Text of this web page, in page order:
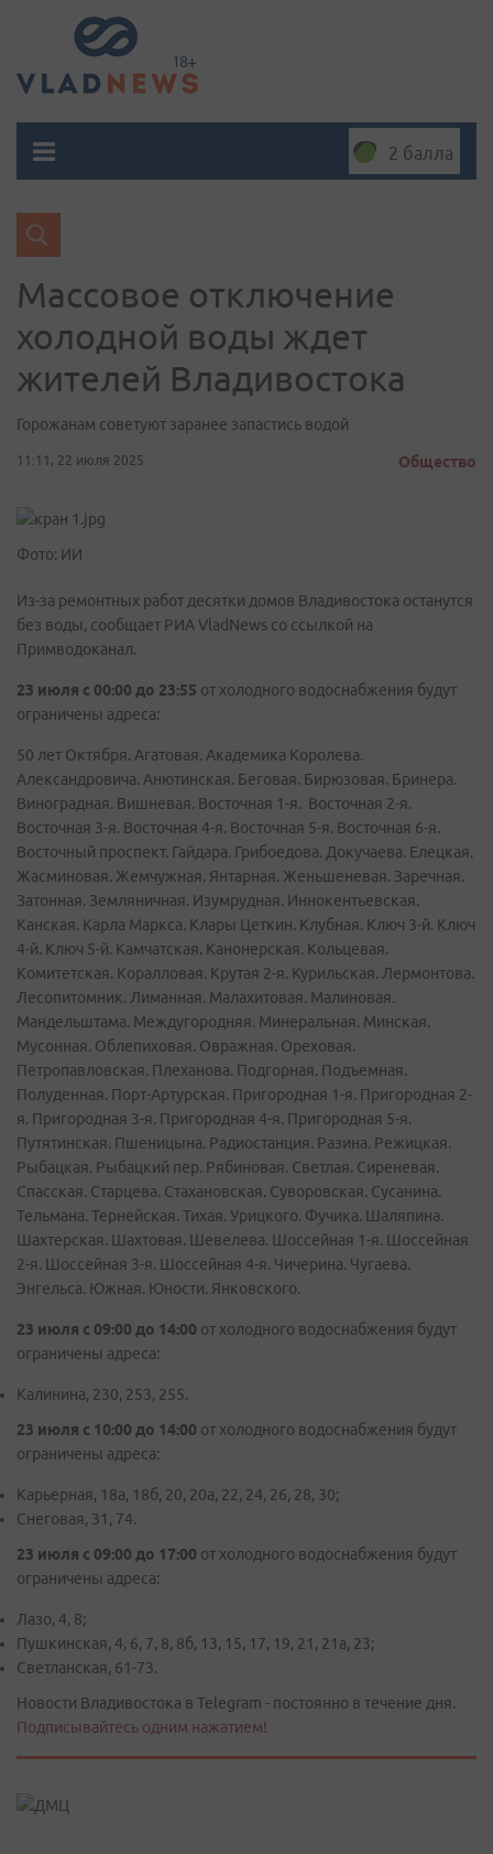
2 балла
Массовое отключение
холодной воды ждет
жителей Владивостока
Горожанам советуют заранее запастись водой
11:11, 22 июля 2025 Общество
Фото: ИИ
Из-за ремонтных работ десятки домов Владивостока останутся
без воды, сообщает РИА VladNews со ссылкой на
Примводоканал.
23 июля с 00:00 до 23:55 от холодного водоснабжения будут
ограничены адреса:
50 лет Октября. Агатовая. Академика Королева.
Александровича. Анютинская. Беговая. Бирюзовая. Бринера.
Виноградная. Вишневая. Восточная 1-я. Восточная 2-я.
Восточная 3-я. Восточная 4-я. Восточная 5-я. Восточная 6-я.
Восточный проспект. Гайдара. Грибоедова. Докучаева. Елецкая.
Жасминовая. Жемчужная. Янтарная. Женьшеневая. Заречная.
Затонная. Земляничная. Изумрудная. Иннокентьевская.
Канская. Карла Маркса. Клары Цеткин. Клубная. Ключ 3-й. Ключ
4-й. Ключ 5-й. Камчатская. Канонерская. Кольцевая.
Комитетская. Коралловая. Крутая 2-я. Курильская. Лермонтова.
Лесопитомник. Лиманная. Малахитовая. Малиновая.
Мандельштама. Междугородняя. Минеральная. Минская.
Мусонная. Облепиховая. Овражная. Ореховая.
Петропавловская. Плеханова. Подгорная. Подъемная.
Полуденная. Порт-Артурская. Пригородная 1-я. Пригородная 2-
я. Пригородная 3-я. Пригородная 4-я. Пригородная 5-я.
Путятинская. Пшеницына. Радиостанция. Разина. Режицкая.
Рыбацкая. Рыбацкий пер. Рябиновая. Светлая. Сиреневая.
Спасская. Старцева. Стахановская. Суворовская. Сусанина.
Тельмана. Тернейская. Тихая. Урицкого. Фучика. Шаляпина.
Шахтерская. Шахтовая. Шевелева. Шоссейная 1-я. Шоссейная
2-я. Шоссейная 3-я. Шоссейная 4-я. Чичерина. Чугаева.
Энгельса. Южная. Юности. Янковского.
23 июля с 09:00 до 14:00 от холодного водоснабжения будут
ограничены адреса:
Калинина, 230, 253, 255.
23 июля с 10:00 до 14:00 от холодного водоснабжения будут
ограничены адреса:
Карьерная, 18а, 18б, 20, 20а, 22, 24, 26, 28, 30;
Снеговая, 31, 74.
23 июля с 09:00 до 17:00 от холодного водоснабжения будут
ограничены адреса:
Лазо, 4, 8;
Пушкинская, 4, 6, 7, 8, 8б, 13, 15, 17, 19, 21, 21а, 23;
Светланская, 61-73.
Новости Владивостока в Telegram - постоянно в течение дня.
Подписывайтесь одним нажатием!